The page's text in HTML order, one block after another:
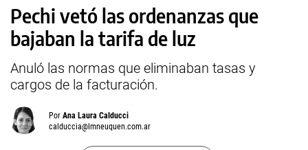
Pechi vetó las ordenanzas que
bajaban la tarifa de luz
Anuló las normas que eliminaban tasas y
cargos de la facturación.
Por Ana Laura Calducci
calduccia@lmneuquen.com.ar